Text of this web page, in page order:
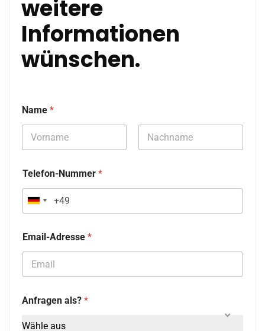
weitere
Informationen
wünschen.
Name *
Telefon-Nummer *
G
r
m
a
n
Email-Adresse *
Anfragen als? *
Wähle aus